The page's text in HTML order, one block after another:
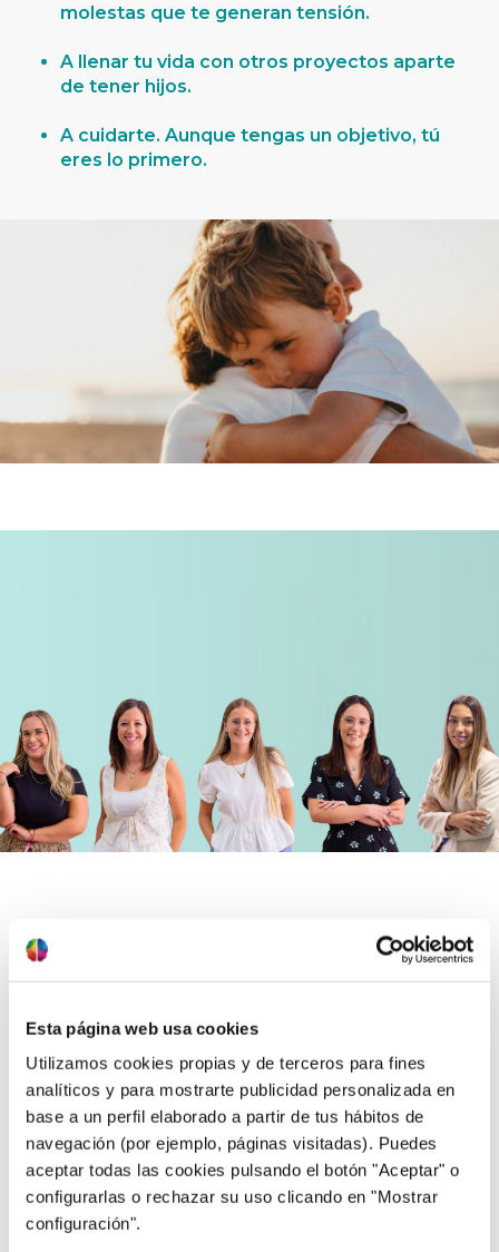
Esta página web usa cookies
Utilizamos cookies propias y de terceros para fines
analíticos y para mostrarte publicidad personalizada en
base a un perfil elaborado a partir de tus hábitos de
navegación (por ejemplo, páginas visitadas). Puedes
aceptar todas las cookies pulsando el botón "Aceptar" o
configurarlas o rechazar su uso clicando en "Mostrar
configuración".
molestas que te generan tensión.
A llenar tu vida con otros proyectos aparte
de tener hijos.
A cuidarte. Aunque tengas un objetivo, tú
eres lo primero.
método de trabajo
¿Qué te pasa?